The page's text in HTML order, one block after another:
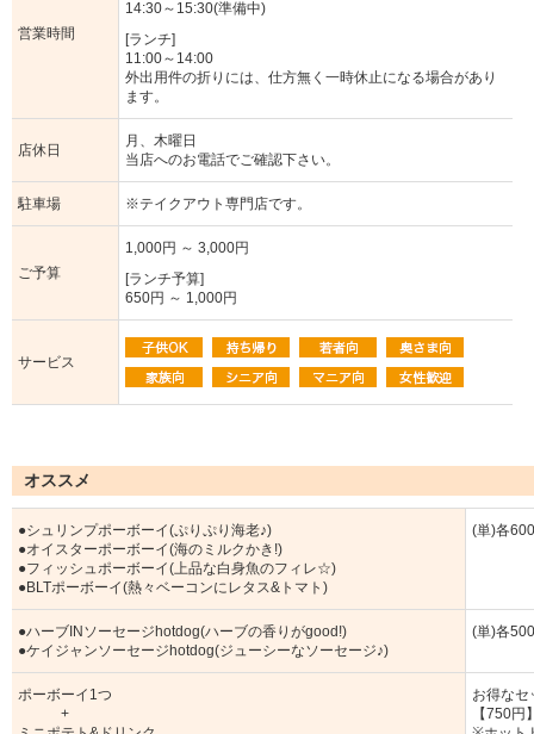
営業時間
14:30～15:30(準備中)
[ランチ]
11:00～14:00
外出用件の折りには、仕方無く一時休止になる場合があり
ます。
店休日
月、木曜日
当店へのお電話でご確認下さい。
駐車場 ※テイクアウト専門店です。
ご予算
1,000円 ～ 3,000円
[ランチ予算]
650円 ～ 1,000円
サービス
オススメ
●シュリンプポーボーイ(ぷりぷり海老♪)
●オイスターポーボーイ(海のミルクかき!)
●フィッシュポーボーイ(上品な白身魚のフィレ☆)
●BLTポーボーイ(熱々ベーコンにレタス&トマト)
(単)各
●ハーブINソーセージhotdog(ハーブの香りがgood!)
●ケイジャンソーセージhotdog(ジューシーなソーセージ♪)
(単)各
ポーボーイ1つ
+
お得なセ
【750円